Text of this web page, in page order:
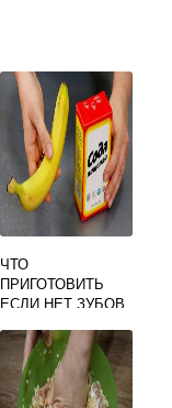
ЧТО
ПРИГОТОВИТЬ
ЕСЛИ НЕТ ЗУБОВ
ПРОСТЫЕ И
ВКУСНЫЕ